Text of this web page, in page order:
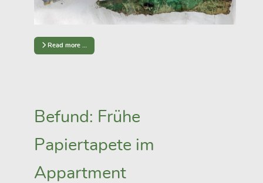
Read more …
Befund: Frühe
Papiertapete im
Appartment